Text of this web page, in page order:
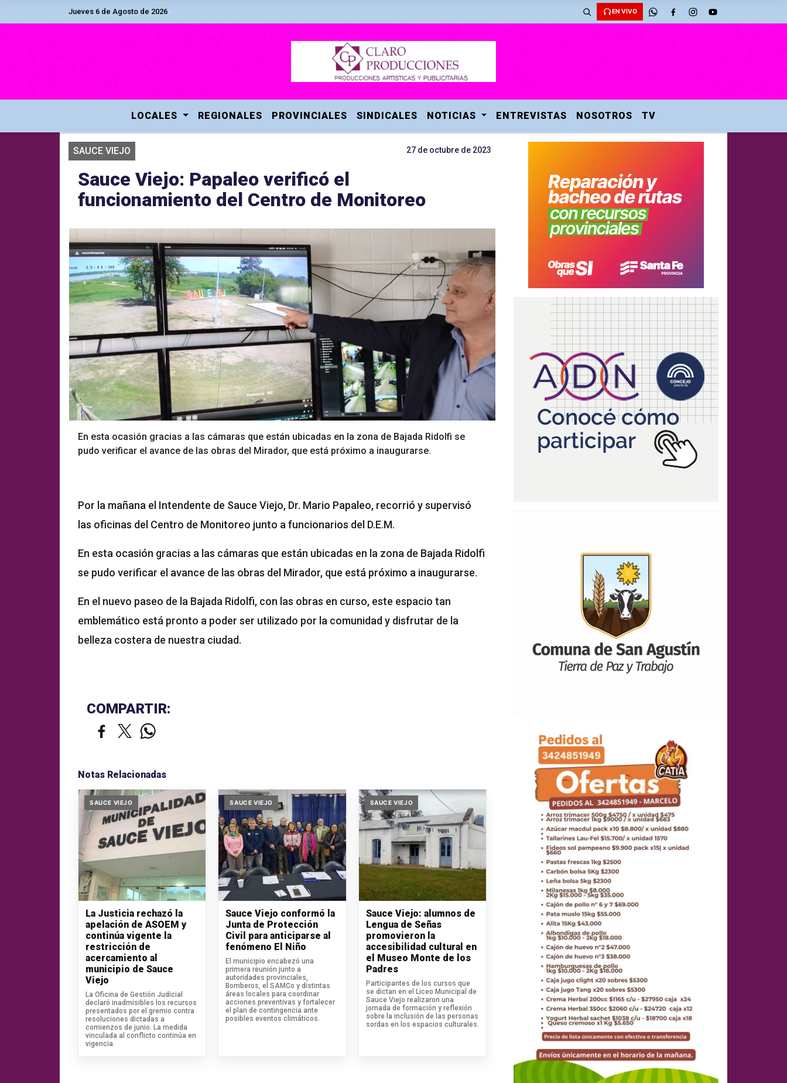
Jueves 6 de Agosto de 2026 EN VIVO
LOCALES REGIONALES PROVINCIALES SINDICALES NOTICIAS ENTREVISTAS NOSOTROS TV
SAUCE VIEJO 27 de octubre de 2023
Sauce Viejo: Papaleo verificó el
funcionamiento del Centro de Monitoreo
En esta ocasión gracias a las cámaras que están ubicadas en la zona de Bajada Ridolfi se
pudo verificar el avance de las obras del Mirador, que está próximo a inaugurarse.
Por la mañana el Intendente de Sauce Viejo, Dr. Mario Papaleo, recorrió y supervisó
las oficinas del Centro de Monitoreo junto a funcionarios del D.E.M.
En esta ocasión gracias a las cámaras que están ubicadas en la zona de Bajada Ridolfi
se pudo verificar el avance de las obras del Mirador, que está próximo a inaugurarse.
En el nuevo paseo de la Bajada Ridolfi, con las obras en curso, este espacio tan
emblemático está pronto a poder ser utilizado por la comunidad y disfrutar de la
belleza costera de nuestra ciudad.
COMPARTIR:
Notas Relacionadas
SAUCE VIEJO
La Justicia rechazó la
apelación de ASOEM y
continúa vigente la
restricción de
acercamiento al
municipio de Sauce
Viejo
La Oficina de Gestión Judicial
declaró inadmisibles los recursos
presentados por el gremio contra
resoluciones dictadas a
comienzos de junio. La medida
vinculada al conflicto continúa en
vigencia.
SAUCE VIEJO
Sauce Viejo conformó la
Junta de Protección
Civil para anticiparse al
fenómeno El Niño
El municipio encabezó una
primera reunión junto a
autoridades provinciales,
Bomberos, el SAMCo y distintas
áreas locales para coordinar
acciones preventivas y fortalecer
el plan de contingencia ante
posibles eventos climáticos.
SAUCE VIEJO
Sauce Viejo: alumnos de
Lengua de Señas
promovieron la
accesibilidad cultural en
el Museo Monte de los
Padres
Participantes de los cursos que
se dictan en el Liceo Municipal de
Sauce Viejo realizaron una
jornada de formación y reflexión
sobre la inclusión de las personas
sordas en los espacios culturales.